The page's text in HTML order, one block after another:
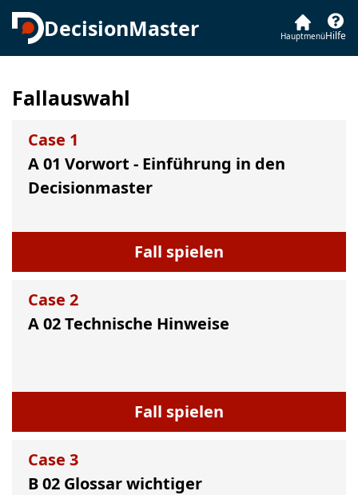
DecisionMaster HauptmenüHilfe
Fallauswahl
Case 1
A 01 Vorwort - Einführung in den
Decisionmaster
Fall spielen
Case 2
A 02 Technische Hinweise
Fall spielen
Case 3
B 02 Glossar wichtiger